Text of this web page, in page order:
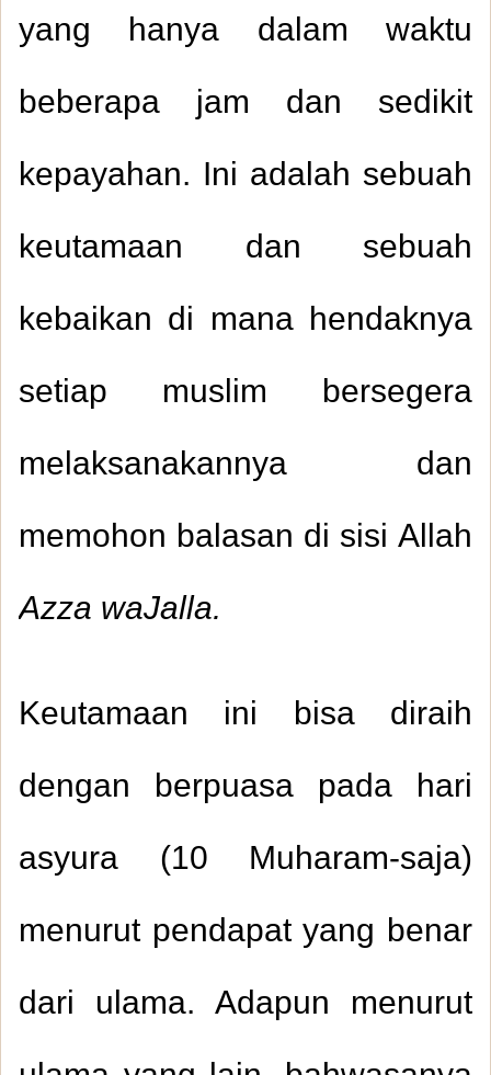
yang hanya dalam waktu
beberapa jam dan sedikit
kepayahan. Ini adalah sebuah
keutamaan dan sebuah
kebaikan di mana hendaknya
setiap muslim bersegera
melaksanakannya dan
memohon balasan di sisi Allah
Azza waJalla.
Keutamaan ini bisa diraih
dengan berpuasa pada hari
asyura (10 Muharam-saja)
menurut pendapat yang benar
dari ulama. Adapun menurut